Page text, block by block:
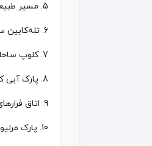
5. مسیر طبیعت‌گردی سنگاپور (Southern Ridges)
6. تله‌کابین سنگاپور (Singapore Cable Car)
7. کلوپ ساحلی تانجانگ سنگاپور (Tanjong Beach Club)
8. پارک آبی کو ادونچر (Adventure Cove Waterpark)
9. اتاق‌ فرارهای سنگاپور
10. پارک مرلیون (Merlion Park)